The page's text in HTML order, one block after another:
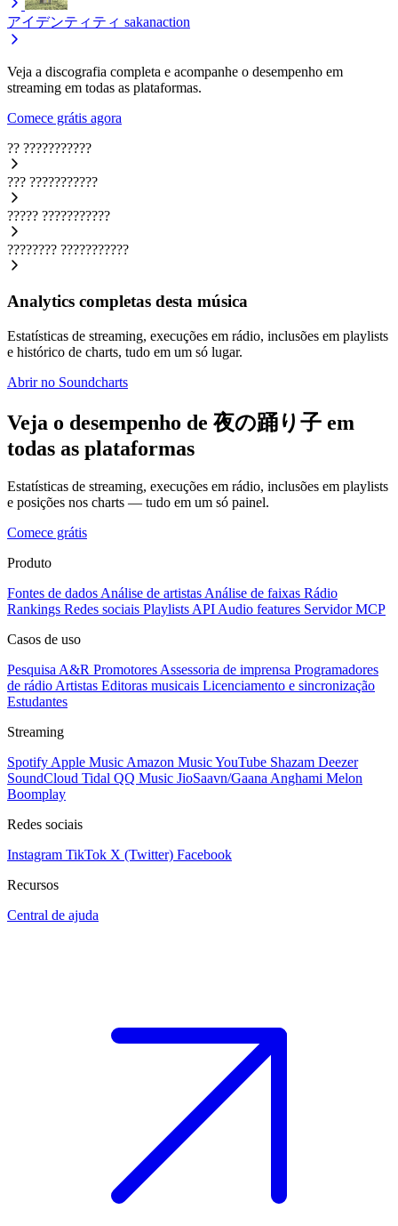
アイデンティティ sakanaction
Veja a discografia completa e acompanhe o desempenho em
streaming em todas as plataformas.
Comece grátis agora
?? ???????????
??? ???????????
????? ???????????
???????? ???????????
Analytics completas desta música
Estatísticas de streaming, execuções em rádio, inclusões em playlists
e histórico de charts, tudo em um só lugar.
Abrir no Soundcharts
Veja o desempenho de 夜の踊り子 em
todas as plataformas
Estatísticas de streaming, execuções em rádio, inclusões em playlists
e posições nos charts — tudo em um só painel.
Comece grátis
Produto
Fontes de dados Análise de artistas Análise de faixas Rádio
Rankings Redes sociais Playlists API Audio features Servidor MCP
Casos de uso
Pesquisa A&R Promotores Assessoria de imprensa Programadores
de rádio Artistas Editoras musicais Licenciamento e sincronização
Estudantes
Streaming
Spotify Apple Music Amazon MusicYouTube Shazam Deezer
SoundCloud Tidal QQ Music JioSaavn/Gaana Anghami Melon
Boomplay
Redes sociais
Instagram TikTok X (Twitter) Facebook
Recursos
Central de ajuda